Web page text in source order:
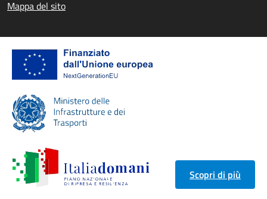
Mappa del sito
Scopri di più